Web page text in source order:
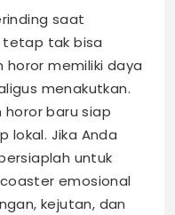
saat
tak bisa
horor memiliki daya
menakutkan.
horor baru siap
lokal. Jika Anda
untuk
emosional
kejutan, dan